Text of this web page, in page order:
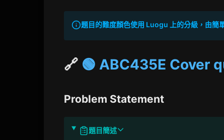
題目的難度顏色使用 Luogu 上的分級，由簡
🔗 🟢 ABC435E Cover
Problem Statement
題目簡述